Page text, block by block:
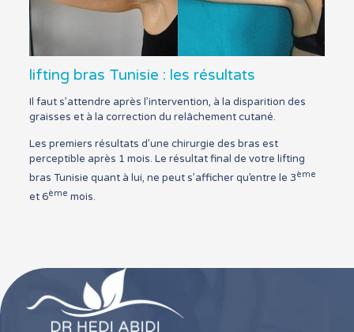
lifting bras Tunisie : les résultats
Il faut s’attendre après l’intervention, à la disparition des
graisses et à la correction du relâchement cutané.
Les premiers résultats d’une chirurgie des bras est
perceptible après 1 mois. Le résultat final de votre lifting
bras Tunisie quant à lui, ne peut s’afficher qu’entre le 3ème
et 6ème mois.